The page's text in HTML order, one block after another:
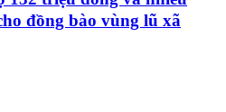
đồng bào vùng lũ xã